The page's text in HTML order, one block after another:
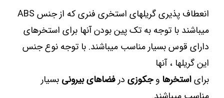
انعطاف پذیری گریلهای استخری فنری که از جنس ABS
میباشند با توجه به تک پین بودن آنها برای استخرهای
دارای قوس بسیار مناسب میباشند. با توجه نوع جنس
این گریلها ، آنها
برایاستخرها وجکوزیدر فضاهایبیرونی بسیار